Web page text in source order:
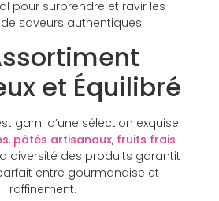
pour surprendre et ravir les
saveurs authentiques.
et Équilibré
garni d’une sélection exquise
, pâtés artisanaux, fruits frais
diversité des produits garantit
entre gourmandise et
raffinement.